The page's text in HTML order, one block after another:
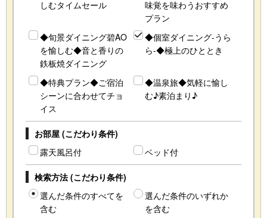
しむタイムセール
味覚を味わうおすすめ
プラン
◆旬景ダイニング碧AO
を愉しむ◆音と香りの
鉄板焼ダイニング
◆個室ダイニング-うら
ら-◆極上のひととき
◆特典プラン◆ご宿泊
シーンに合わせてチョ
イス
◆温泉旅◆気軽に愉し
む♪素泊まり♪
お部屋 (こだわり条件)
露天風呂付
ベッド付
検索方法 (こだわり条件)
選んだ条件のすべてを
含む
選んだ条件のいずれか
を含む